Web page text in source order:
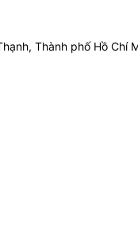
Thành phố Hồ Chí